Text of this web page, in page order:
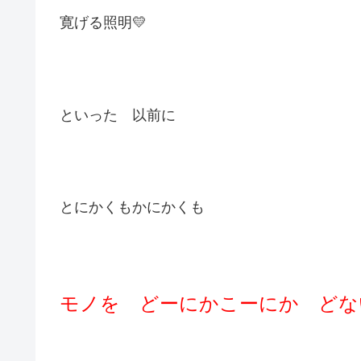
寛げる照明💛
といった 以前に
とにかくもかにかくも
モノを どーにかこーにか どな